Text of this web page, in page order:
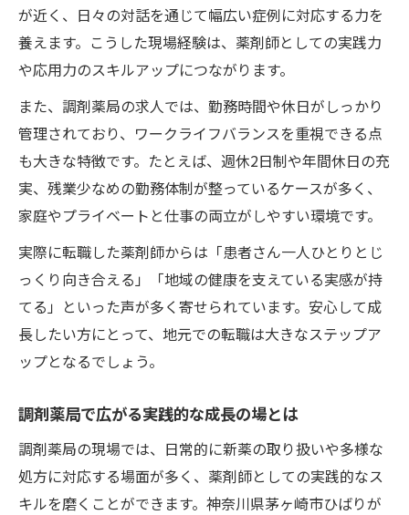
職場環境が魅力の茅ヶ崎市薬剤師求人徹底解説
温かな職場で叶えるスキルアップの毎日
現場の声に基づく働きやすさのポイント
職場環境がキャリア形成に与える影響
転職先選びで注目したい教育と雰囲気
安心して成長できるサポート体制の実態
地域の調剤薬局で実感する働きやすさと成長環
境
働きやすさ重視の職場で始めるスキルアッ
プ
成長環境が整う調剤薬局の魅力を紹介
薬剤師転職で得られる日々の変化と発見
安心して働ける地域密着のサポート体制
仕事内容から見える茅ヶ崎薬剤師キャリアの広
がり
幅広い業務で実現する薬剤師スキルアップ
が近く、日々の対話を通じて幅広い症例に対応する力を
養えます。こうした現場経験は、薬剤師としての実践力
や応用力のスキルアップにつながります。
また、調剤薬局の求人では、勤務時間や休日がしっかり
管理されており、ワークライフバランスを重視できる点
も大きな特徴です。たとえば、週休2日制や年間休日の充
実、残業少なめの勤務体制が整っているケースが多く、
家庭やプライベートと仕事の両立がしやすい環境です。
実際に転職した薬剤師からは「患者さん一人ひとりとじ
っくり向き合える」「地域の健康を支えている実感が持
てる」といった声が多く寄せられています。安心して成
長したい方にとって、地元での転職は大きなステップア
ップとなるでしょう。
調剤薬局で広がる実践的な成長の場とは
調剤薬局の現場では、日常的に新薬の取り扱いや多様な
処方に対応する場面が多く、薬剤師としての実践的なス
キルを磨くことができます。神奈川県茅ヶ崎市ひばりが